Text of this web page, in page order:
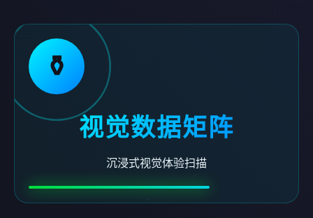
⚱️
视觉数据矩阵
沉浸式视觉体验扫描